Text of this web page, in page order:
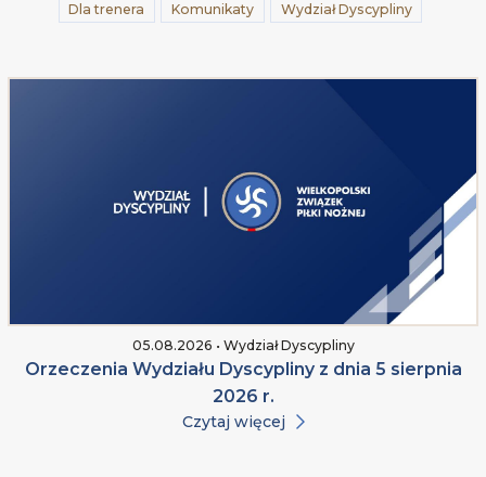
Dla trenera Komunikaty Wydział Dyscypliny
05.08.2026 • Wydział Dyscypliny
Orzeczenia Wydziału Dyscypliny z dnia 5 sierpnia
2026 r.
Czytaj więcej